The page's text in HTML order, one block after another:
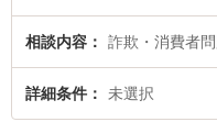
相談内容 詐欺・消費者
詳細条件 未選択